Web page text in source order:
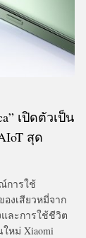
เปิดตัวเป็น
สุด
การใช้
งเสียวหมี่จาก
และการใช้ชีวิต
หม่ Xiaomi